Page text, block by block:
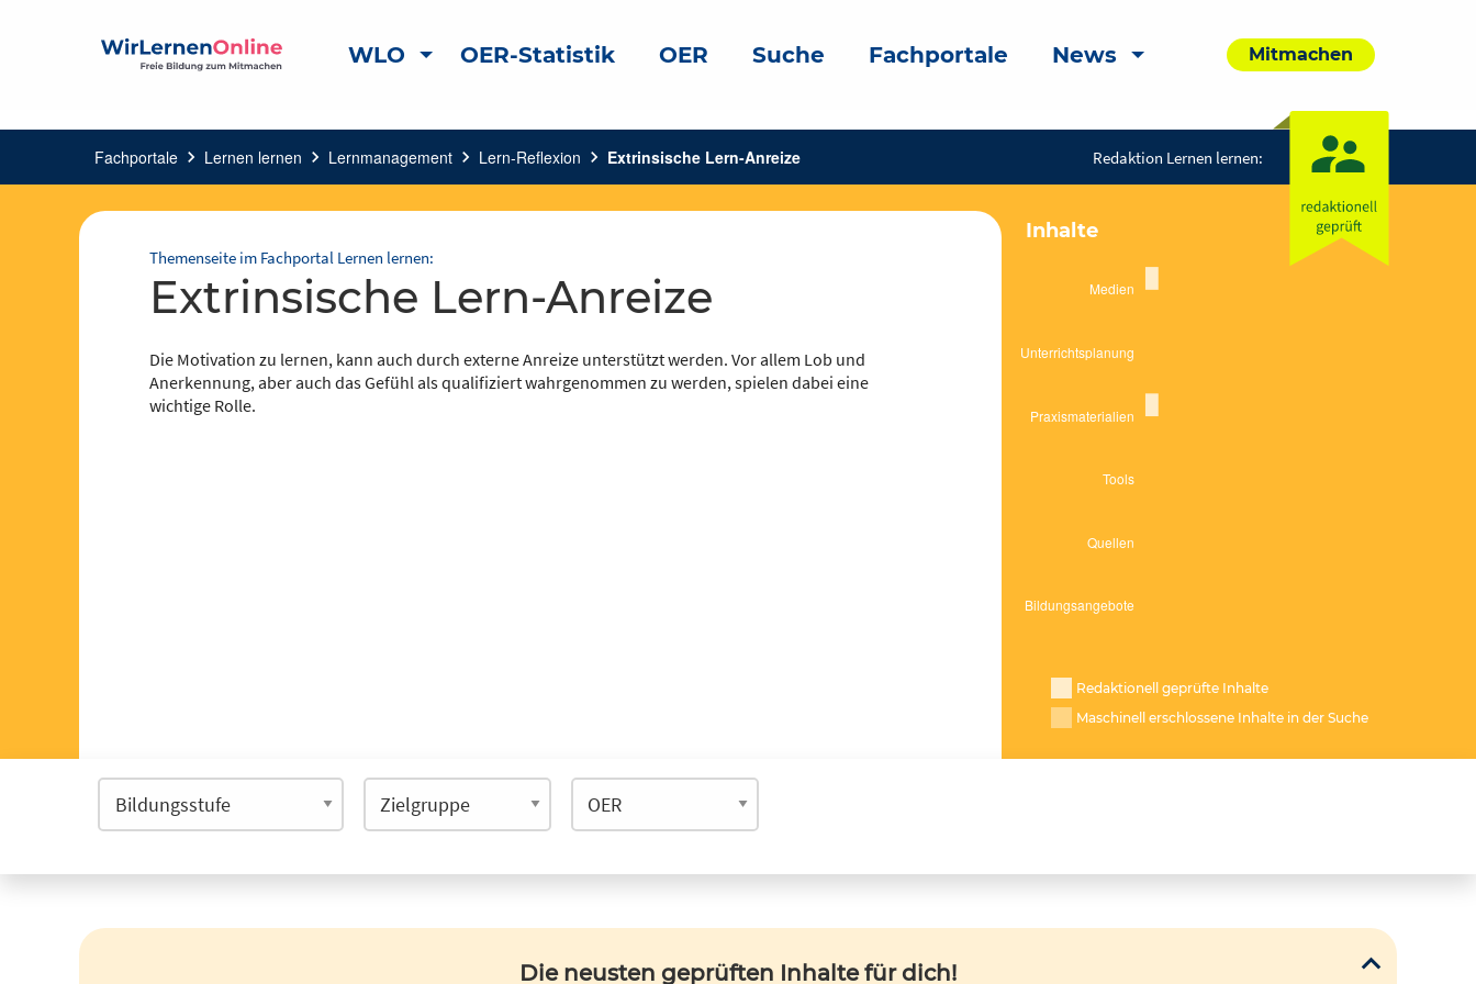
WLO OER-Statistik OER Suche Fachportale News Mitmachen
Fachportale chevron_right Lernen lernen chevron_right Lernmanagement chevron_right Lern-Reflexion chevron_right Extrinsische Lern-Anreize Redaktion Lernen lernen:
Themenseite im Fachportal Lernen lernen:
Extrinsische Lern-Anreize
Die Motivation zu lernen, kann auch durch externe Anreize unterstützt werden. Vor allem Lob und
Anerkennung, aber auch das Gefühl als qualifiziert wahrgenommen zu werden, spielen dabei eine
wichtige Rolle.
Inhalte
Redaktionell geprüfte Inhalte
Maschinell erschlossene Inhalte in der Suche
Die neusten geprüften Inhalte für dich!